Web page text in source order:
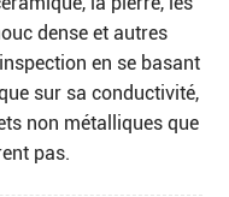
dense et autres
en se basant
sur sa conductivité,
non métalliques que
pas.